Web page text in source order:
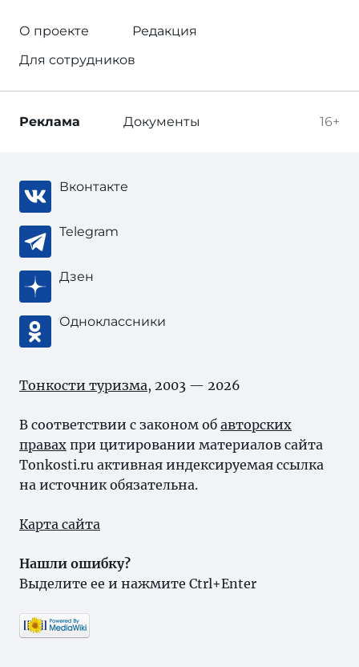
О проекте
Редакция
Для сотрудников
16+
Реклама Документы
Вконтакте
Telegram
Дзен
Одноклассники
Тонкости туризма, 2003 — 2026
В соответствии с законом об авторских
правах при цитировании материалов сайта
Tonkosti.ru активная индексируемая ссылка
на источник обязательна.
Карта сайта
Нашли ошибку?
Выделите ее и нажмите Ctrl+Enter